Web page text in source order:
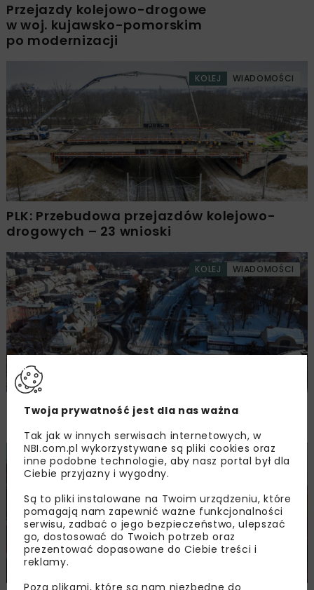
Przejazdy kolejowo-drogowe
w woj. kujawsko-pomorskim
po modernizacji
KOLEJ WIADOMOŚCI
PLK: Przebudowa przejazdów kolejowo-
drogowych – 23 wnioski
KOLEJ WIADOMOŚCI
Bezpieczniej na przejazdach kolejowo-
drogowych na Warmii i Mazurach
KOLEJ WIADOMOŚCI
Twoja prywatność jest dla nas ważna
Tak jak w innych serwisach internetowych, w
NBI.com.pl wykorzystywane są pliki cookies oraz
inne podobne technologie, aby nasz portal był dla
Ciebie przyjazny i wygodny.
Są to pliki instalowane na Twoim urządzeniu, które
pomagają nam zapewnić ważne funkcjonalności
serwisu, zadbać o jego bezpieczeństwo, ulepszać
go, dostosować do Twoich potrzeb oraz
prezentować dopasowane do Ciebie treści i
reklamy.
Poza plikami, które są nam niezbędne do